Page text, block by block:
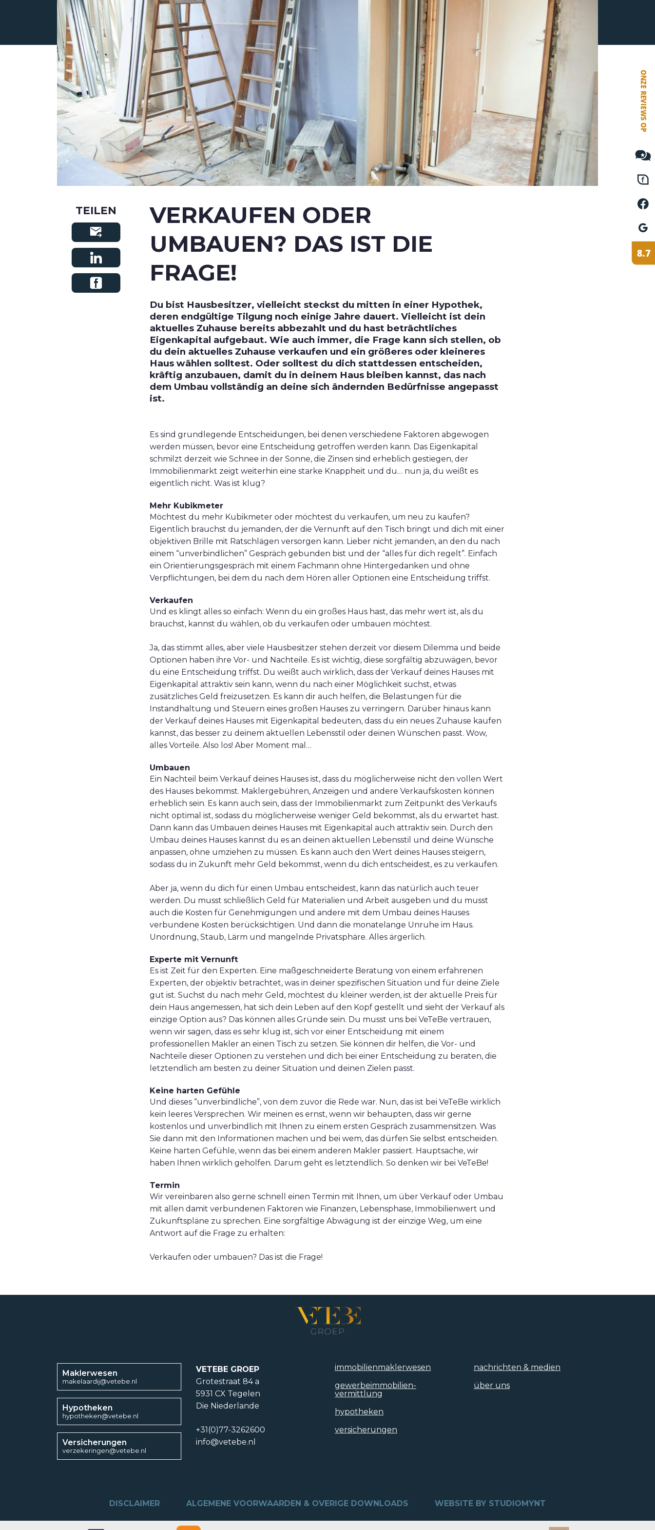
ÜBER UNS
ANGEBOT
VETEBE FACEBOOK
VETEBE LINKEDIN
MOVE.NL
VERKAUFEN ODER
UMBAUEN? DAS IST DIE
FRAGE!
Du bist Hausbesitzer, vielleicht steckst du mitten in einer Hypothek,
deren endgültige Tilgung noch einige Jahre dauert. Vielleicht ist dein
aktuelles Zuhause bereits abbezahlt und du hast beträchtliches
Eigenkapital aufgebaut. Wie auch immer, die Frage kann sich stellen, ob
du dein aktuelles Zuhause verkaufen und ein größeres oder kleineres
Haus wählen solltest. Oder solltest du dich stattdessen entscheiden,
kräftig anzubauen, damit du in deinem Haus bleiben kannst, das nach
dem Umbau vollständig an deine sich ändernden Bedürfnisse angepasst
ist.
Es sind grundlegende Entscheidungen, bei denen verschiedene Faktoren abgewogen
werden müssen, bevor eine Entscheidung getroffen werden kann. Das Eigenkapital
schmilzt derzeit wie Schnee in der Sonne, die Zinsen sind erheblich gestiegen, der
Immobilienmarkt zeigt weiterhin eine starke Knappheit und du… nun ja, du weißt es
eigentlich nicht. Was ist klug?
Mehr Kubikmeter
Möchtest du mehr Kubikmeter oder möchtest du verkaufen, um neu zu kaufen?
Eigentlich brauchst du jemanden, der die Vernunft auf den Tisch bringt und dich mit einer
objektiven Brille mit Ratschlägen versorgen kann. Lieber nicht jemanden, an den du nach
einem “unverbindlichen” Gespräch gebunden bist und der “alles für dich regelt”. Einfach
ein Orientierungsgespräch mit einem Fachmann ohne Hintergedanken und ohne
Verpflichtungen, bei dem du nach dem Hören aller Optionen eine Entscheidung triffst.
Verkaufen
Und es klingt alles so einfach: Wenn du ein großes Haus hast, das mehr wert ist, als du
brauchst, kannst du wählen, ob du verkaufen oder umbauen möchtest.
Ja, das stimmt alles, aber viele Hausbesitzer stehen derzeit vor diesem Dilemma und beide
Optionen haben ihre Vor- und Nachteile. Es ist wichtig, diese sorgfältig abzuwägen, bevor
du eine Entscheidung triffst. Du weißt auch wirklich, dass der Verkauf deines Hauses mit
Eigenkapital attraktiv sein kann, wenn du nach einer Möglichkeit suchst, etwas
zusätzliches Geld freizusetzen. Es kann dir auch helfen, die Belastungen für die
Instandhaltung und Steuern eines großen Hauses zu verringern. Darüber hinaus kann
der Verkauf deines Hauses mit Eigenkapital bedeuten, dass du ein neues Zuhause kaufen
kannst, das besser zu deinem aktuellen Lebensstil oder deinen Wünschen passt. Wow,
alles Vorteile. Also los! Aber Moment mal…
Umbauen
Ein Nachteil beim Verkauf deines Hauses ist, dass du möglicherweise nicht den vollen Wert
des Hauses bekommst. Maklergebühren, Anzeigen und andere Verkaufskosten können
erheblich sein. Es kann auch sein, dass der Immobilienmarkt zum Zeitpunkt des Verkaufs
nicht optimal ist, sodass du möglicherweise weniger Geld bekommst, als du erwartet hast.
Dann kann das Umbauen deines Hauses mit Eigenkapital auch attraktiv sein. Durch den
Umbau deines Hauses kannst du es an deinen aktuellen Lebensstil und deine Wünsche
anpassen, ohne umziehen zu müssen. Es kann auch den Wert deines Hauses steigern,
sodass du in Zukunft mehr Geld bekommst, wenn du dich entscheidest, es zu verkaufen.
Aber ja, wenn du dich für einen Umbau entscheidest, kann das natürlich auch teuer
werden. Du musst schließlich Geld für Materialien und Arbeit ausgeben und du musst
auch die Kosten für Genehmigungen und andere mit dem Umbau deines Hauses
verbundene Kosten berücksichtigen. Und dann die monatelange Unruhe im Haus.
Unordnung, Staub, Lärm und mangelnde Privatsphäre. Alles ärgerlich.
Experte mit Vernunft
Es ist Zeit für den Experten. Eine maßgeschneiderte Beratung von einem erfahrenen
Experten, der objektiv betrachtet, was in deiner spezifischen Situation und für deine Ziele
gut ist. Suchst du nach mehr Geld, möchtest du kleiner werden, ist der aktuelle Preis für
dein Haus angemessen, hat sich dein Leben auf den Kopf gestellt und sieht der Verkauf als
einzige Option aus? Das können alles Gründe sein. Du musst uns bei VeTeBe vertrauen,
wenn wir sagen, dass es sehr klug ist, sich vor einer Entscheidung mit einem
professionellen Makler an einen Tisch zu setzen. Sie können dir helfen, die Vor- und
Nachteile dieser Optionen zu verstehen und dich bei einer Entscheidung zu beraten, die
letztendlich am besten zu deiner Situation und deinen Zielen passt.
Keine harten Gefühle
Und dieses “unverbindliche”, von dem zuvor die Rede war. Nun, das ist bei VeTeBe wirklich
kein leeres Versprechen. Wir meinen es ernst, wenn wir behaupten, dass wir gerne
kostenlos und unverbindlich mit Ihnen zu einem ersten Gespräch zusammensitzen. Was
Sie dann mit den Informationen machen und bei wem, das dürfen Sie selbst entscheiden.
Keine harten Gefühle, wenn das bei einem anderen Makler passiert. Hauptsache, wir
haben Ihnen wirklich geholfen. Darum geht es letztendlich. So denken wir bei VeTeBe!
Termin
Wir vereinbaren also gerne schnell einen Termin mit Ihnen, um über Verkauf oder Umbau
mit allen damit verbundenen Faktoren wie Finanzen, Lebensphase, Immobilienwert und
Zukunftspläne zu sprechen. Eine sorgfältige Abwägung ist der einzige Weg, um eine
Antwort auf die Frage zu erhalten:
Verkaufen oder umbauen? Das ist die Frage!
TEILEN
Maklerwesen
makelaardij@vetebe.nl
Hypotheken
hypotheken@vetebe.nl
Versicherungen
verzekeringen@vetebe.nl
VETEBE GROEP
Grotestraat 84 a
5931 CX Tegelen
Die Niederlande
+31(0)77-3262600
info@vetebe.nl
immobilien­maklerwesen
gewerbeimmobilien­
vermittlung
hypotheken
versicherungen
nachrichten & medien
über uns
DISCLAIMER ALGEMENE VOORWAARDEN & OVERIGE DOWNLOADS WEBSITE BY STUDIOMYNT